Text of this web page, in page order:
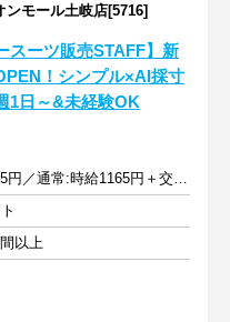
モール土岐店[5716]
スーツ販売STAFF】新
！シンプル×AI採寸
1日～&未経験OK
特別給与:時給1365円／通常:時給1165円＋交通費支給
以上